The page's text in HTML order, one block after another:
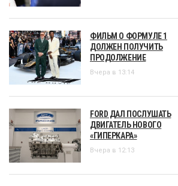
ФИЛЬМ О ФОРМУЛЕ 1
ДОЛЖЕН ПОЛУЧИТЬ
ПРОДОЛЖЕНИЕ
Вчера в 13:14
FORD ДАЛ ПОСЛУШАТЬ
ДВИГАТЕЛЬ НОВОГО
«ГИПЕРКАРА»
Вчера в 12:13